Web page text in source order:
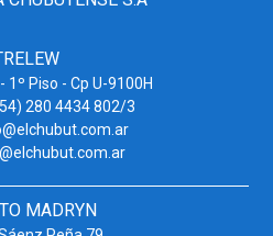
1º Piso - Cp U-9100H
280 4434 802/3
MADRYN